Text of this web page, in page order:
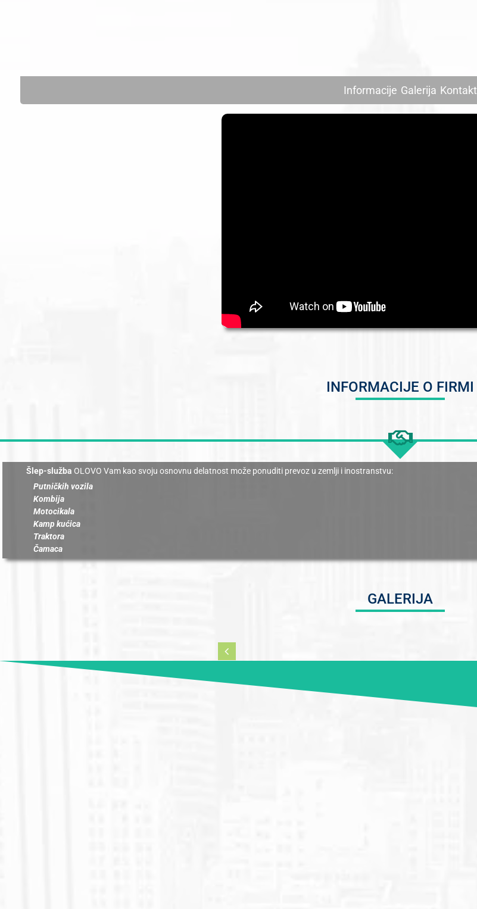
Informacije Galerija Kontakt
INFORMACIJE O FIRMI
Šlep-služba OLOVO Vam kao svoju osnovnu delatnost može ponuditi prevoz u zemlji i inostranstvu:
Putničkih vozila
Kombija
Motocikala
Kamp kućica
Traktora
Čamaca
GALERIJA